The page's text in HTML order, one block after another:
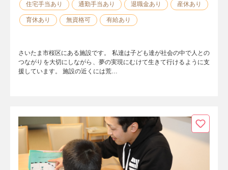
住宅手当あり 通勤手当あり 退職金あり 産休あり
育休あり 無資格可 有給あり
さいたま市桜区にある施設です。 私達は子ども達が社会の中で人との
つながりを大切にしながら、夢の実現にむけて生きて行けるように支
援しています。 施設の近くには荒…